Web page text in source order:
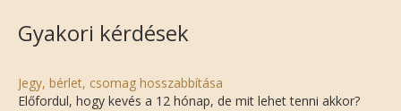
Gyakori kérdések
Jegy, bérlet, csomag hosszabbítása
Előfordul, hogy kevés a 12 hónap, de mit lehet tenni akkor?